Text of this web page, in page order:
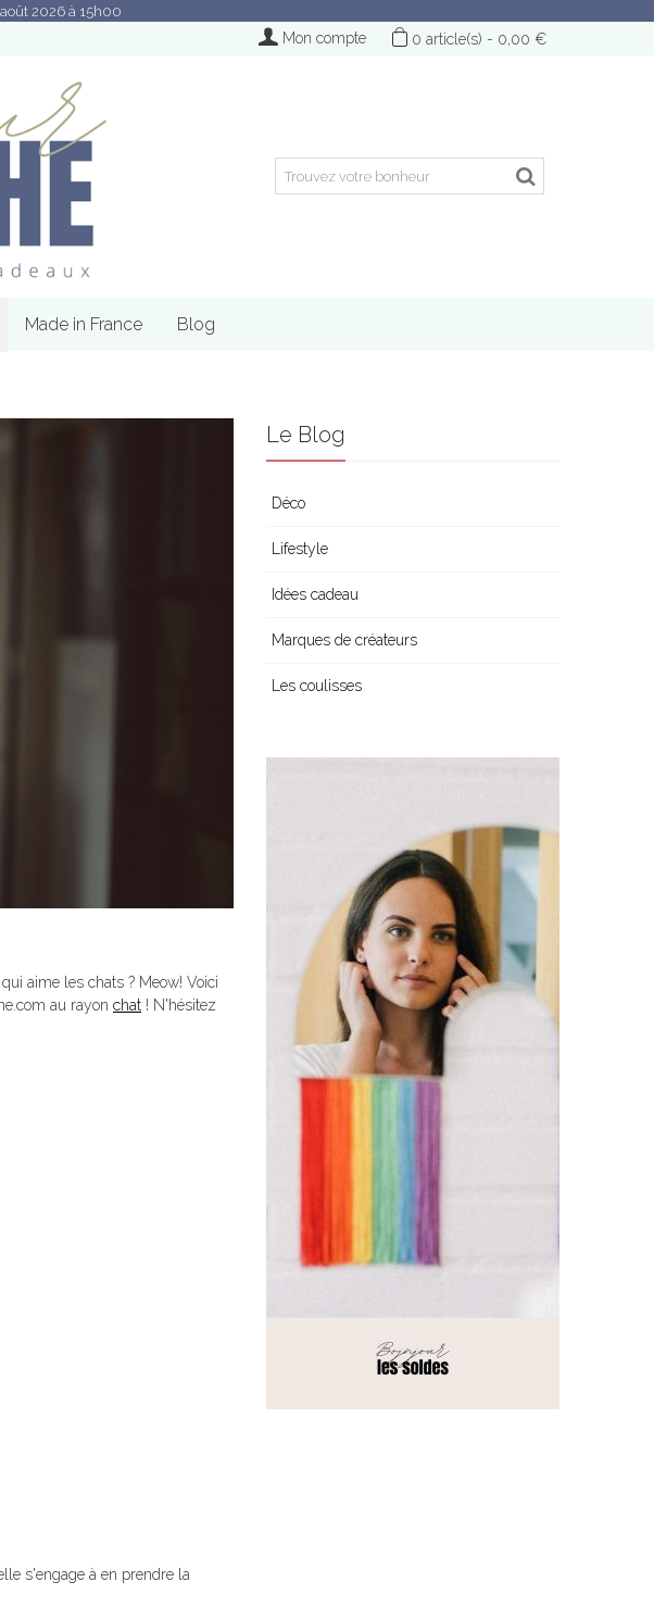
2026 à 15h00
0 article(s) - 0,00 €
Mon compte
Made in France Blog
aime les chats ? Meow! Voici
au rayon chat ! N'hésitez
s'engage à en prendre la
Le Blog
Déco
Lifestyle
Idées cadeau
Marques de créateurs
Les coulisses